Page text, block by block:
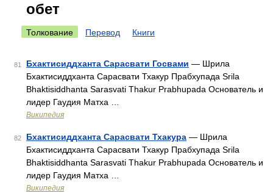
обет
Толкование Перевод Книги
81 Бхактисиддханта Сарасвати Госвами — Шрила
Бхактисиддханта Сарасвати Тхакур Прабхупада Srila
Bhaktisiddhanta Sarasvati Thakur Prabhupada Основатель и
лидер Гаудия Матха …
Википедия
82 Бхактисиддханта Сарасвати Тхакура — Шрила
Бхактисиддханта Сарасвати Тхакур Прабхупада Srila
Bhaktisiddhanta Sarasvati Thakur Prabhupada Основатель и
лидер Гаудия Матха …
Википедия